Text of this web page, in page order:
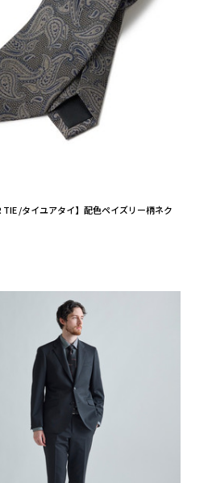
TIE /タイユアタイ】配色ペイズリー柄ネク